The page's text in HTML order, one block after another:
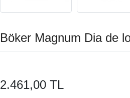
Böker Magnum Dia de
2.461,00 TL